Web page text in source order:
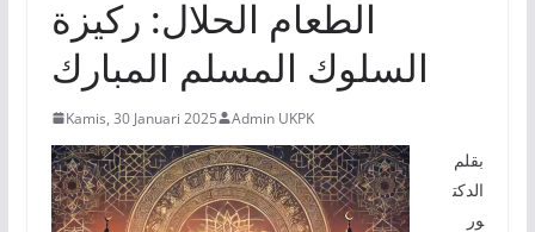
الطعام الحلال: ركيزة
السلوك المسلم المبارك
Kamis, 30 Januari 2025 Admin UKPK
بقلم
الدكت
ور